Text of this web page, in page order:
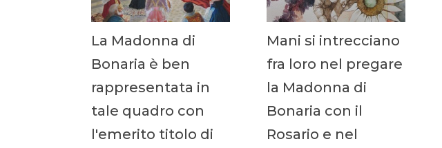
La Madonna di
Bonaria è ben
rappresentata in
tale quadro con
l'emerito titolo di
Mani si intrecciano
fra loro nel pregare
la Madonna di
Bonaria con il
Rosario e nel